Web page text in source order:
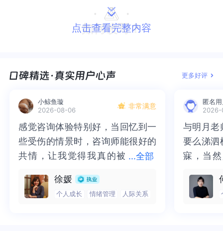
如何改写？
的念头。这些自动冒出来的想法往往很夸张："全完
了！""肯定要搞砸！"这其实是大脑在过度反应（心理学称
为杏仁核劫持）。
有个简单方法：随身带个小本子，记录"什么时候-想了什
就像我的一位心理咨询师说的："当你把模糊的焦虑感觉写
点击查看完整内容
更多好评
小鲸鱼璇
2026-08-06
非常满意
...全部
感觉咨询体验特别好，当回忆到一
些受伤的情景时，咨询师能很好的
共情，让我觉得我真的被
一部分未处理的情绪被注意到了，
而且当咨询师准确说出我当时的情
感觉咨询体验特别好，当回忆到一
些受伤的情景时，咨询师能很好的
共情，让我觉得我真的被抱住了。
处理的情绪被注意到了，而且当咨
询师准确说出我当时的情绪，我感
徐媛
个人成长 情绪管理 人际关系
匿名
2026-
与明月老
要么涕泗
寐，当
来，觉
再困于
与明月老
要么涕泗
寐，当然
不必再
梏，更